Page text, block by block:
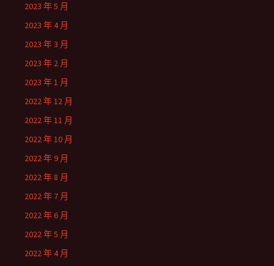
2023 年 5 月
2023 年 4 月
2023 年 3 月
2023 年 2 月
2023 年 1 月
2022 年 12 月
2022 年 11 月
2022 年 10 月
2022 年 9 月
2022 年 8 月
2022 年 7 月
2022 年 6 月
2022 年 5 月
2022 年 4 月